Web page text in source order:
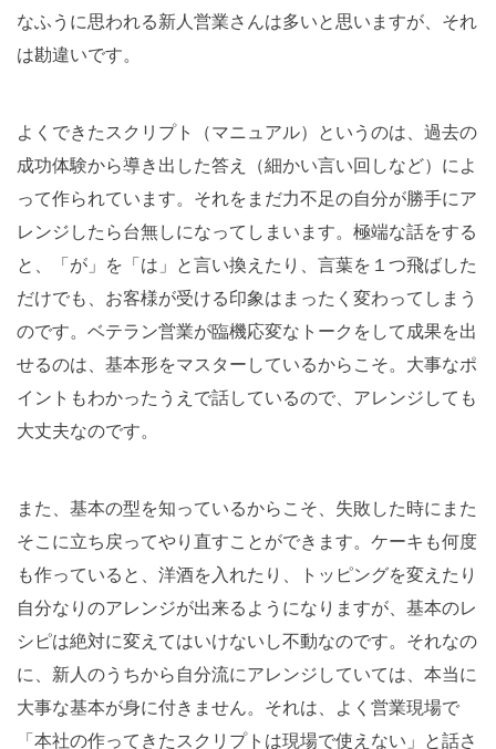
なふうに思われる新人営業さんは多いと思いますが、それ
は勘違いです。
よくできたスクリプト（マニュアル）というのは、過去の
成功体験から導き出した答え（細かい言い回しなど）によ
って作られています。それをまだ力不足の自分が勝手にア
レンジしたら台無しになってしまいます。極端な話をする
と、「が」を「は」と言い換えたり、言葉を１つ飛ばした
だけでも、お客様が受ける印象はまったく変わってしまう
のです。ベテラン営業が臨機応変なトークをして成果を出
せるのは、基本形をマスターしているからこそ。大事なポ
イントもわかったうえで話しているので、アレンジしても
大丈夫なのです。
また、基本の型を知っているからこそ、失敗した時にまた
そこに立ち戻ってやり直すことができます。ケーキも何度
も作っていると、洋酒を入れたり、トッピングを変えたり
自分なりのアレンジが出来るようになりますが、基本のレ
シピは絶対に変えてはいけないし不動なのです。それなの
に、新人のうちから自分流にアレンジしていては、本当に
大事な基本が身に付きません。それは、よく営業現場で
「本社の作ってきたスクリプトは現場で使えない」と話さ